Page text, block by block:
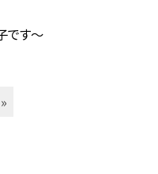
です〜
»